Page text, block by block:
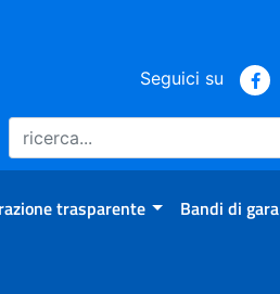
Seguici su
trasparente Bandi di gara